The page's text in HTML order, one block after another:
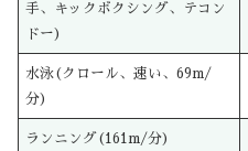
手、キックボクシング、テコン
ドー)
水泳(クロール、速い、69m/
分)
ランニング(161m/分)